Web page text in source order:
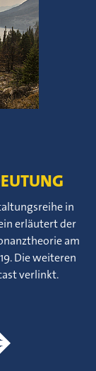
in
erläutert der
am
Die weiteren
verlinkt.